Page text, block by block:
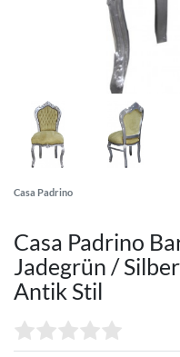
Casa Padrino
Casa Padrino
Jadegrün /
Antik Stil